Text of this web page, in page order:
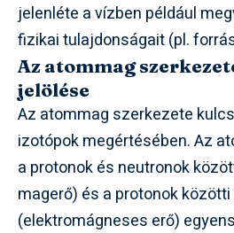
jelenléte a vízben például
fizikai tulajdonságait (pl.
Az atommag
jelölése
Az atommag szerkezete
izotópok megértésében. Az
a protonok és neutronok
magerő) és a protonok
(elektromágneses erő)